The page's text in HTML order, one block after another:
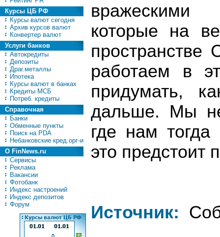
Курсы ЦБ РФ
Курсы валют сегодня
Архив курсов валют
Конвертер валют
Услуги банков
Автокредиты
Депозиты
Драг.металлы
Ипотека
Курсы валют в банках
Кредиты МСБ
Потреб. кредиты
Справочная
Банки
Обменные пункты
Поиск на PDA
Небанковские кред.орг-и
О FinNews.ru
Сервисы
Реклама
Вакансии
Фотобанк
Индекс настроений
Индекс депозитов
Форум
которые на
работаем в
придумать,
дальше. Мы
где нам
это предстоит
Источник: